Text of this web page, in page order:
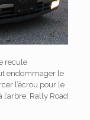
recule
endommager le
l’écrou pour le
l’arbre. Rally Road